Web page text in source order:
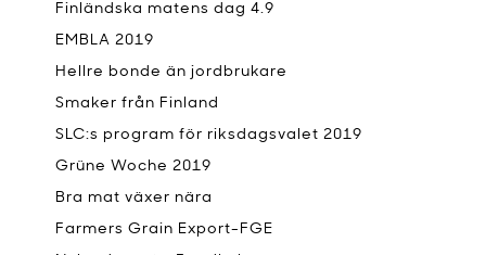
Finländska matens dag 4.9
EMBLA 2019
Hellre bonde än jordbrukare
Smaker från Finland
SLC:s program för riksdagsvalet 2019
Grüne Woche 2019
Bra mat växer nära
Farmers Grain Export-FGE